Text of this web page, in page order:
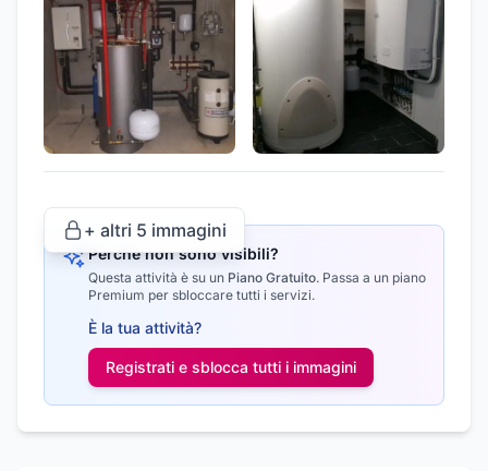
+ altri 5 immagini
Perché non sono visibili?
Questa attività è su un Piano Gratuito. Passa a un piano
Premium per sbloccare tutti i servizi.
È la tua attività?
Registrati e sblocca tutti i immagini